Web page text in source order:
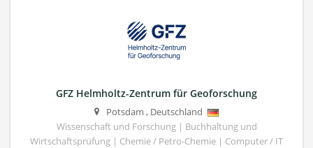
GFZ Helmholtz-Zentrum für Geoforschung
Potsdam , Deutschland
Wissenschaft und Forschung | Buchhaltung und
Wirtschaftsprüfung | Chemie / Petro-Chemie | Computer / IT